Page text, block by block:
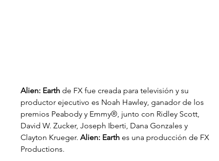
Alien: Earth de FX fue creada para televisión y su
productor ejecutivo es Noah Hawley, ganador de los
premios Peabody y Emmy®, junto con Ridley Scott,
David W. Zucker, Joseph Iberti, Dana Gonzales y
Clayton Krueger. Alien: Earth es una producción de FX
Productions.